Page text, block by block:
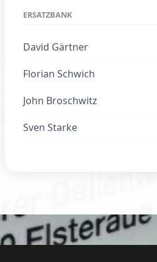
ERSATZBANK
David Gärtner
Florian Schwich
John Broschwitz
Sven Starke